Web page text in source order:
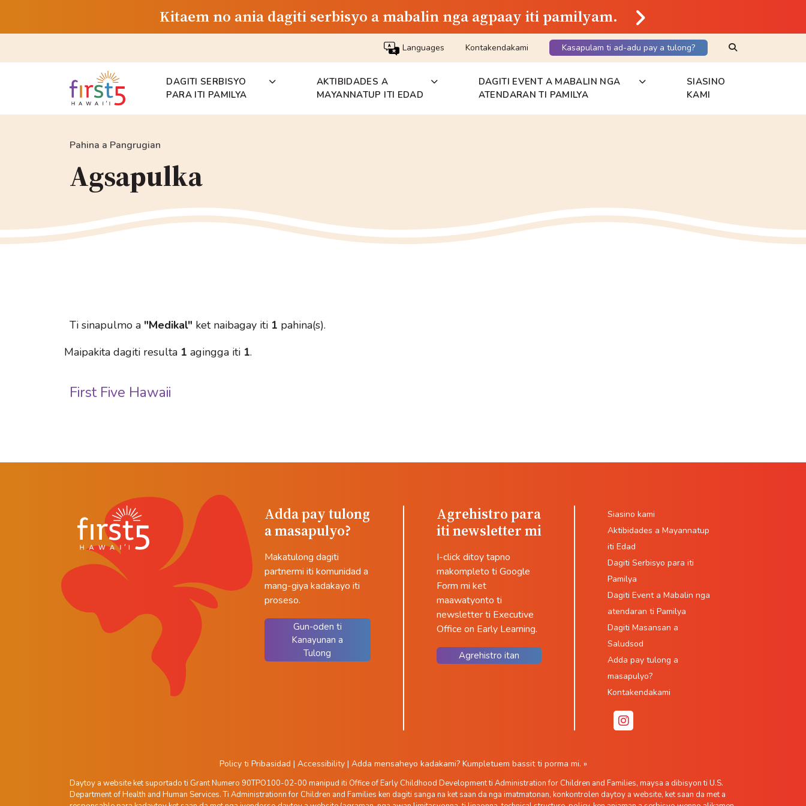
Kitaem no ania dagiti serbisyo a mabalin nga agpaay iti pamilyam.
Languages Kontakendakami Kasapulam ti ad-adu pay a tulong? Search Keyword
DAGITI SERBISYO
PARA ITI PAMILYA
AKTIBIDADES A
MAYANNATUP ITI EDAD
DAGITI EVENT A MABALIN NGA
ATENDARAN TI PAMILYA
SIASINO
KAMI
Pahina a Pangrugian
Agsapulka
Ti sinapulmo a "Medikal" ket naibagay iti 1 pahina(s).
Maipakita dagiti resulta 1 agingga iti 1.
First Five Hawaii
Adda pay tulong
a masapulyo?
Makatulong dagiti
partnermi iti komunidad a
mang-giya kadakayo iti
proseso.
Gun-oden ti
Kanayunan a
Tulong
Agrehistro para
iti newsletter mi
I-click ditoy tapno
makompleto ti Google
Form mi ket
maawatyonto ti
newsletter ti Executive
Office on Early Learning.
Agrehistro itan
Siasino kami
Aktibidades a Mayannatup
iti Edad
Dagiti Serbisyo para iti
Pamilya
Dagiti Event a Mabalin nga
atendaran ti Pamilya
Dagiti Masansan a
Saludsod
Adda pay tulong a
masapulyo?
Kontakendakami
Policy ti Pribasidad | Accessibility | Adda mensaheyo kadakami? Kumpletuem bassit ti porma mi. »
Daytoy a website ket suportado ti Grant Numero 90TPO100-02-00 manipud iti Office of Early Childhood Development ti Administration for Children and Families, maysa a dibisyon ti U.S.
Department of Health and Human Services. Ti Administrationn for Children and Families ken dagiti sanga na ket saan da nga imatmatonan, konkontrolen daytoy a website, ket saan da met a